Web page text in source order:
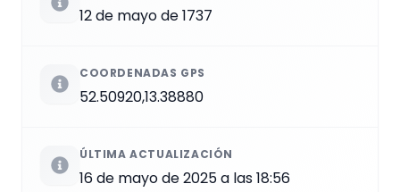
12 de mayo de 1737
COORDENADAS GPS
52.50920,13.38880
ÚLTIMA ACTUALIZACIÓN
16 de mayo de 2025 a las 18:56